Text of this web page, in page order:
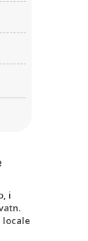
i
locale